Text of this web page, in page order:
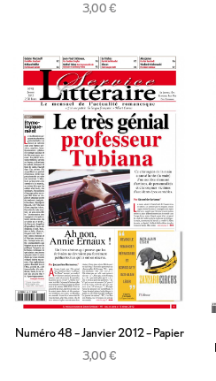
3,00€
Numéro 48 – Janvier 2012 – Papier
3,00€